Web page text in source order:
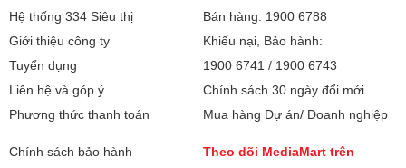
Hệ thống 334 Siêu thị
Giới thiệu công ty
Tuyển dụng
Liên hệ và góp ý
Phương thức thanh toán
Bán hàng: 1900 6788
Khiếu nại, Bảo hành:
1900 6741 / 1900 6743
Chính sách 30 ngày đổi mới
Mua hàng Dự án/ Doanh nghiệp
Chính sách bảo hành
Theo dõi MediaMart trên